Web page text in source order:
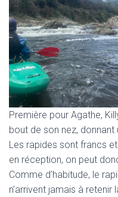
Première pour Agathe,
bout de son nez,
Les rapides sont francs
en réception, on peut
Comme d’habitude, le
n’arrivent jamais à retenir